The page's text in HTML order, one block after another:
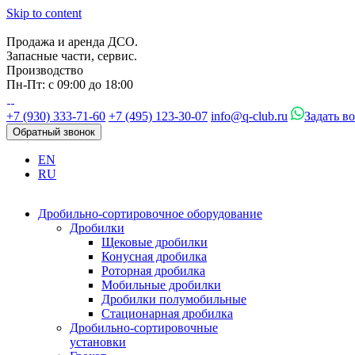
Skip to content
Продажа и аренда ДСО.
Запасные части, сервис.
Производство
Пн-Пт: с 09:00 до 18:00
+7 (930) 333-71-60 +7 (495) 123-30-07 info@q-club.ru Задать
Обратный звонок
EN
RU
Дробильно-сортировочное оборудование
Дробилки
Щековые дробилки
Конусная дробилка
Роторная дробилка
Мобильные дробилки
Дробилки полумобильные
Стационарная дробилка
Дробильно-сортировочные
установки